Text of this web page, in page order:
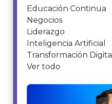
Educación Continua
Negocios
Liderazgo
Inteligencia Artificial
Transformación Digital
Ver todo